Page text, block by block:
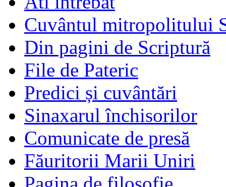
Cuvântul mitropolitului
Din pagini de Scriptură
File de Pateric
Predici și cuvântări
Sinaxarul închisorilor
Comunicate de presă
Făuritorii Marii Uniri